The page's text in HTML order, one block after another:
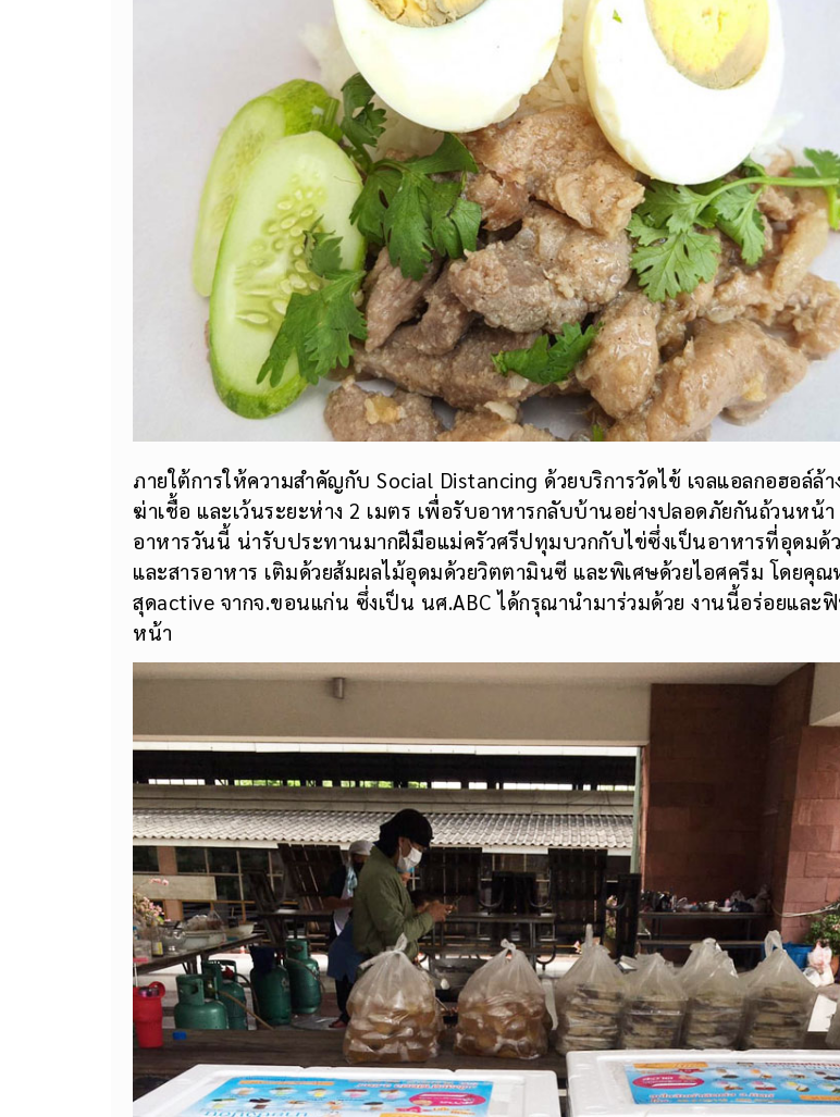
ภายใต้การให้ความสำคัญกับ Social Distancing ด้วยบริการวัดไข้ เจลแอลกอฮอล์ล้า
ฆ่าเชื้อ และเว้นระยะห่าง 2 เมตร เพื่อรับอาหารกลับบ้านอย่างปลอดภัยกันถ้วนหน้า
อาหารวันนี้ น่ารับประทานมากฝีมือแม่ครัวศรีปทุมบวกกับไข่ซึ่งเป็นอาหารที่อุดมด้
และสารอาหาร เติมด้วยส้มผลไม้อุดมด้วยวิตตามินซี และพิเศษด้วยไอศครีม โดยคุ
สุดactive จากจ.ขอนแก่น ซึ่งเป็น นศ.ABC ได้กรุณานำมาร่วมด้วย งานนี้อร่อยและ
หน้า